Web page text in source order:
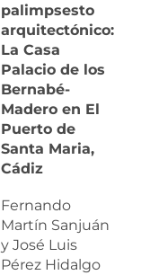
palimpsesto
arquitectónico:
La Casa
Palacio de los
Bernabé-
Madero en El
Puerto de
Santa Maria,
Cádiz
Fernando
Martín Sanjuán
y José Luis
Pérez Hidalgo